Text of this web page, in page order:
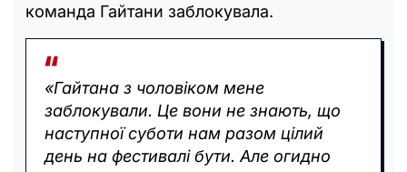
команда Гайтани заблокувала.
«Гайтана з чоловіком мене
заблокували. Це вони не знають, що
наступної суботи нам разом цілий
день на фестивалі бути. Але огидно